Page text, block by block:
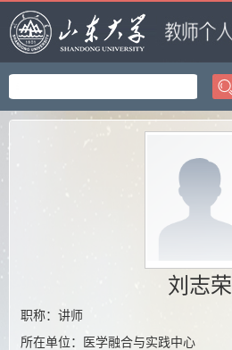
刘志荣
职称：讲师
所在单位：医学融合与实践中心